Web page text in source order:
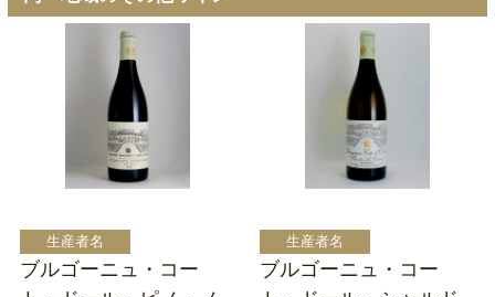
ブルゴーニュ・コー
ブルゴーニュ・コー